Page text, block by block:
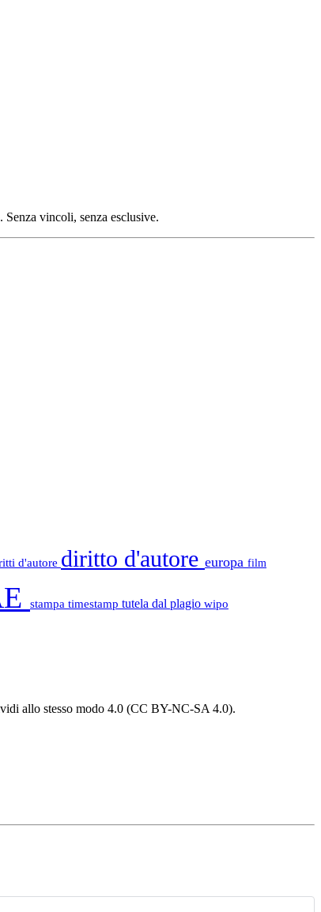
vincoli, senza esclusive.
d'autore diritto d'autore europa film
stampa timestamp tutela dal plagio wipo
allo stesso modo 4.0 (CC BY-NC-SA 4.0).